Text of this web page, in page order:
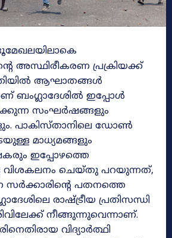
അസ്ഥിരീകരണ പ്രക്രിയക്ക്
ആഘാതങ്ങൾ
ബംഗ്ലാദേശിൽ ഇപ്പോൾ
സംഘർഷങ്ങളും
പാകിസ്‌താനിലെ ഡോൺ
മാധ്യമങ്ങളും
ഇപ്പോഴത്തെ
വിശകലനം ചെയ്തു പറയുന്നത്,
പതനത്തെ
രാഷ്ട്രീയ പ്രതിസന്ധി
നീങ്ങുന്നുവെന്നാണ്.
വിദ്യാർത്ഥി